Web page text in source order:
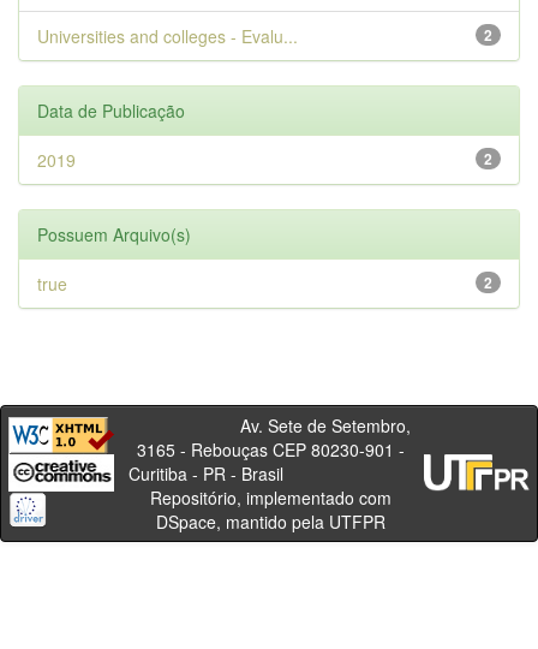
2
Universities and colleges - Evalu...
Data de Publicação
2
2019
Possuem Arquivo(s)
2
true
Av. Sete de Setembro,
3165 - Rebouças CEP 80230-901 -
Curitiba - PR - Brasil
Repositório, implementado com
DSpace, mantido pela UTFPR